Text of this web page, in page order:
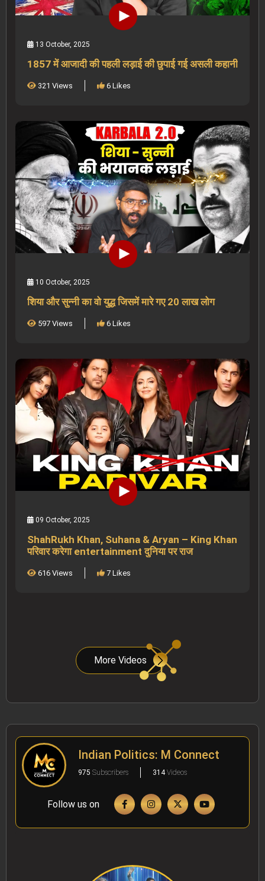
13 October, 2025
1857 में आजादी की पहली लड़ाई की छुपाई गई असली कहानी
321 Views 6 Likes
10 October, 2025
शिया और सुन्नी का वो युद्ध जिसमें मारे गए 20 लाख लोग
597 Views 6 Likes
09 October, 2025
ShahRukh Khan, Suhana & Aryan – King Khan
परिवार करेगा entertainment दुनिया पर राज
616 Views 7 Likes
More Videos
Indian Politics: M Connect
975 Subscribers 314Videos
Follow us on